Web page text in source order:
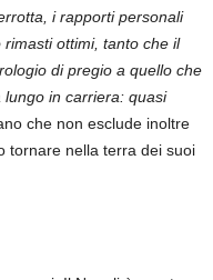
i rapporti personali
ottimi, tanto che il
di pregio a quello che
in carriera: quasi
che non esclude inoltre
tornare nella terra dei suoi